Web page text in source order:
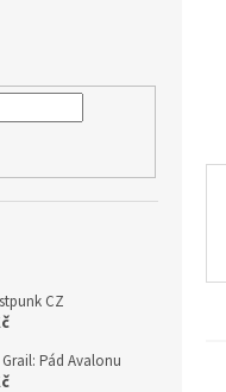
CZ
Pád Avalonu